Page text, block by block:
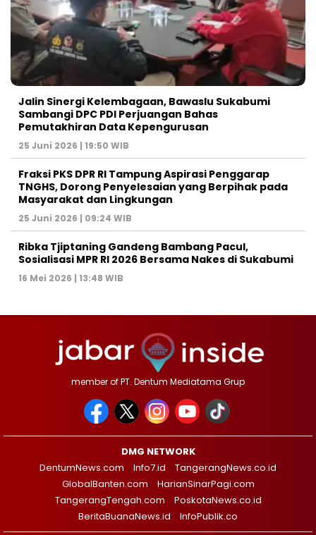
Jalin Sinergi Kelembagaan, Bawaslu Sukabumi
Sambangi DPC PDI Perjuangan Bahas
Pemutakhiran Data Kepengurusan
25 Juni 2026 | 19:50 WIB
‎Fraksi PKS DPR RI Tampung Aspirasi Penggarap
TNGHS, Dorong Penyelesaian yang Berpihak pada
Masyarakat dan Lingkungan‎
25 Juni 2026 | 09:24 WIB
Ribka Tjiptaning Gandeng Bambang Pacul,
Sosialisasi MPR RI 2026 Bersama Nakes di Sukabumi
16 Mei 2026 | 13:48 WIB
member of PT. Dentum Mediatama Grup
DMG NETWORK
DentumNews.com
Info7.id
TangerangNews.co.id
GlobalBanten.com
HarianSinarPagi.com
TangerangTengah.com
PoskotaNews.co.id
BeritaBuanaNews.id
InfoPublik.co